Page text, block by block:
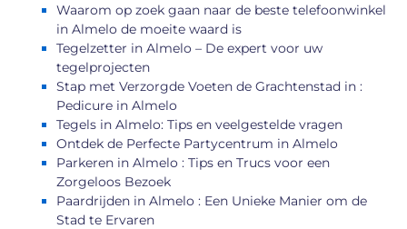
Waarom op zoek gaan naar de beste telefoonwinkel
in Almelo de moeite waard is
Tegelzetter in Almelo – De expert voor uw
tegelprojecten
Stap met Verzorgde Voeten de Grachtenstad in :
Pedicure in Almelo
Tegels in Almelo: Tips en veelgestelde vragen
Ontdek de Perfecte Partycentrum in Almelo
Parkeren in Almelo : Tips en Trucs voor een
Zorgeloos Bezoek
Paardrijden in Almelo : Een Unieke Manier om de
Stad te Ervaren